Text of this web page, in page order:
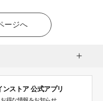
ージへ
ストア 公式アプリ